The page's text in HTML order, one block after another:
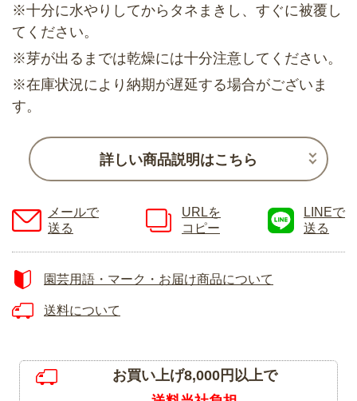
※十分に水やりしてからタネまきし、すぐに被覆し
てください。
※芽が出るまでは乾燥には十分注意してください。
※在庫状況により納期が遅延する場合がございま
す。
詳しい商品説明はこちら
メールで
送る
URLを
コピー
LINEで
送る
園芸用語・マーク・お届け商品について
送料について
お買い上げ8,000円以上で